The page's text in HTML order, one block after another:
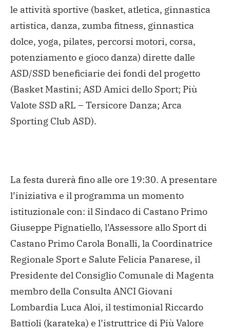
le attività sportive (basket, atletica, ginnastica
artistica, danza, zumba fitness, ginnastica
dolce, yoga, pilates, percorsi motori, corsa,
potenziamento e gioco danza) dirette dalle
ASD/SSD beneficiarie dei fondi del progetto
(Basket Mastini; ASD Amici dello Sport; Più
Valote SSD aRL – Tersicore Danza; Arca
Sporting Club ASD).
La festa durerà fino alle ore 19:30. A presentare
l’iniziativa e il programma un momento
istituzionale con: il Sindaco di Castano Primo
Giuseppe Pignatiello, l’Assessore allo Sport di
Castano Primo Carola Bonalli, la Coordinatrice
Regionale Sport e Salute Felicia Panarese, il
Presidente del Consiglio Comunale di Magenta
membro della Consulta ANCI Giovani
Lombardia Luca Aloi, il testimonial Riccardo
Battioli (karateka) e l’istruttrice di Più Valore